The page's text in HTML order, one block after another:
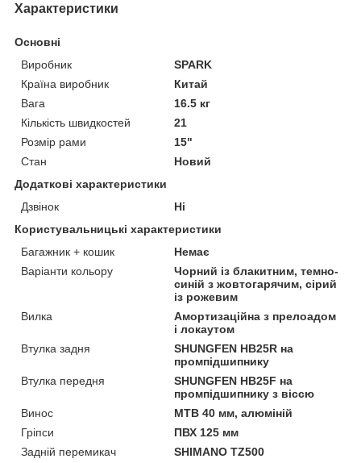
Характеристики
Основні
Виробник
SPARK
Країна виробник
Китай
Вага
16.5 кг
Кількість швидкостей
21
Розмір рами
15"
Стан
Новий
Додаткові характеристики
Дзвінок
Ні
Користувальницькі характеристики
Багажник + кошик
Немає
Варіанти кольору
Чорний із блакитним, темно-
синій з жовтогарячим, сірий
із рожевим
Вилка
Амортизаційна з прелоадом
і локаутом
Втулка задня
SHUNGFEN HB25R на
промпідшипнику
Втулка передня
SHUNGFEN HB25F на
промпідшипнику з віссю
Винос
МТВ 40 мм, алюміній
Гріпси
ПВХ 125 мм
Задній перемикач
SHIMANO TZ500